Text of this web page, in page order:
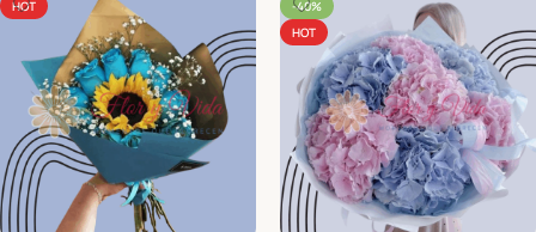
HOT
-40%
HOT